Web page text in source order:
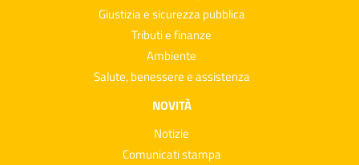
Giustizia e sicurezza pubblica
Tributi e finanze
Ambiente
Salute, benessere e assistenza
NOVITÀ
Notizie
Comunicati stampa